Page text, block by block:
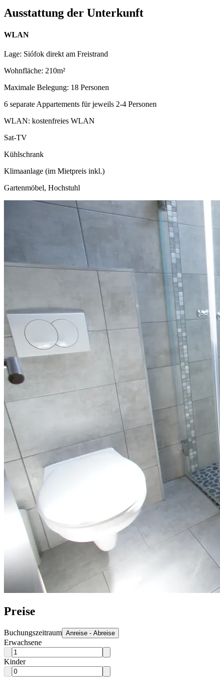
Ausstattung der Unterkunft
WLAN
Lage: Siófok direkt am Freistrand
Wohnfläche: 210m²
Maximale Belegung: 18 Personen
6 separate Appartements für jeweils 2-4 Personen
WLAN: kostenfreies WLAN
Sat-TV
Kühlschrank
Klimaanlage (im Mietpreis inkl.)
Gartenmöbel, Hochstuhl
Preise
Buchungszeitraum Anreise - Abreise
Erwachsene
Kinder